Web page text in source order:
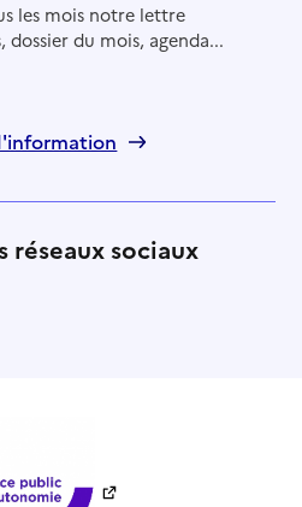
les mois notre lettre
du mois, agenda...
réseaux sociaux